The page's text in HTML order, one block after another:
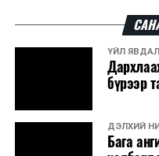
ДЭЛХИЙ
захирлын
ҮЙЛ ЯВДАЛ
Сүхбаатар
ҮЙЛ ЯВДАЛ
бүрээр
ДЭЛХИЙ
Бага